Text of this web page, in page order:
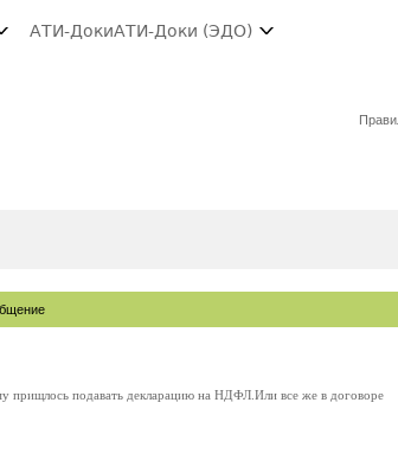
АТИ-ДокиАТИ-Доки (ЭДО)
прищлось подавать декларацию на НДФЛ.Или все же в договоре